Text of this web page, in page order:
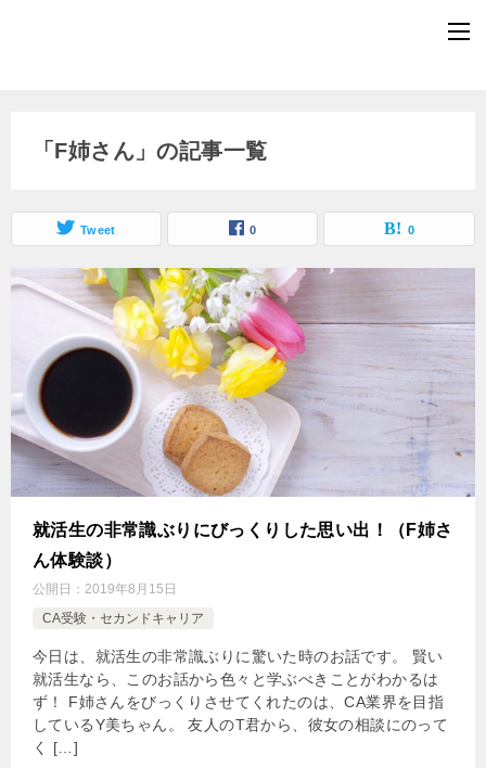
「F姉さん」の記事一覧
Tweet 0 0
就活生の非常識ぶりにびっくりした思い出！（F姉さ
ん体験談）
公開日： 2019年8月15日
CA受験・セカンドキャリア
今日は、就活生の非常識ぶりに驚いた時のお話です。 賢い
就活生なら、このお話から色々と学ぶべきことがわかるは
ず！ F姉さんをびっくりさせてくれたのは、CA業界を目指
しているY美ちゃん。 友人のT君から、彼女の相談にのって
く […]